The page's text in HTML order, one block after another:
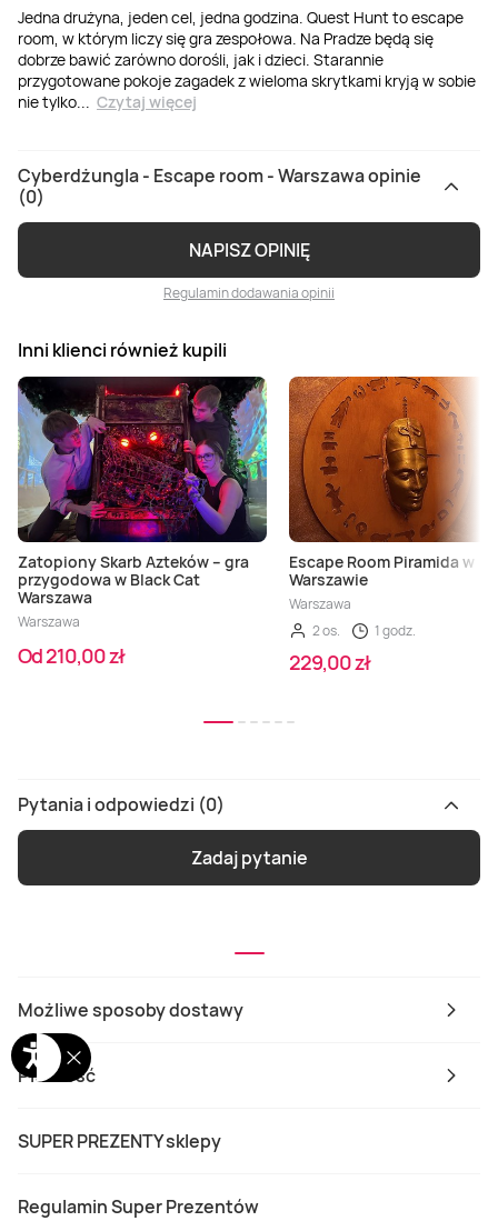
Możliwe sposoby dostawy
Płatność
SUPER PREZENTY sklepy
Regulamin Super Prezentów
Jedna drużyna, jeden cel, jedna godzina. Quest Hunt to escape
room, w którym liczy się gra zespołowa. Na Pradze będą się
dobrze bawić zarówno dorośli, jak i dzieci. Starannie
przygotowane pokoje zagadek z wieloma skrytkami kryją w sobie
nie tylko
Czytaj więcej
Cyberdżungla - Escape room - Warszawa opinie
(0)
NAPISZ OPINIĘ
Regulamin dodawania opinii
Inni klienci również kupili
Zatopiony Skarb Azteków – gra
przygodowa w Black Cat
Warszawa
Warszawa
Od 210,00 zł
Escape Room Piramida w
Warszawie
Warszawa
2 os.
1 godz.
229,00 zł
Pytania i odpowiedzi (0)
Zadaj pytanie